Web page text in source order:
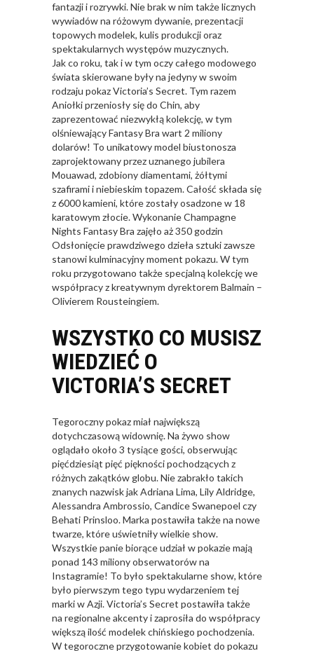
fantazji i rozrywki. Nie brak w nim także licznych
wywiadów na różowym dywanie, prezentacji
topowych modelek, kulis produkcji oraz
spektakularnych występów muzycznych.
Jak co roku, tak i w tym oczy całego modowego
świata skierowane były na jedyny w swoim
rodzaju pokaz Victoria’s Secret. Tym razem
Aniołki przeniosły się do Chin, aby
zaprezentować niezwykłą kolekcję, w tym
olśniewający Fantasy Bra wart 2 miliony
dolarów! To unikatowy model biustonosza
zaprojektowany przez uznanego jubilera
Mouawad, zdobiony diamentami, żółtymi
szafirami i niebieskim topazem. Całość składa się
z 6000 kamieni, które zostały osadzone w 18
karatowym złocie. Wykonanie Champagne
Nights Fantasy Bra zajęło aż 350 godzin
Odsłonięcie prawdziwego dzieła sztuki zawsze
stanowi kulminacyjny moment pokazu. W tym
roku przygotowano także specjalną kolekcję we
współpracy z kreatywnym dyrektorem Balmain –
Olivierem Rousteingiem.
WSZYSTKO CO MUSISZ
WIEDZIEĆ O
VICTORIA’S SECRET
Tegoroczny pokaz miał największą
dotychczasową widownię. Na żywo show
oglądało około 3 tysiące gości, obserwując
pięćdziesiąt pięć piękności pochodzących z
różnych zakątków globu. Nie zabrakło takich
znanych nazwisk jak Adriana Lima, Lily Aldridge,
Alessandra Ambrossio, Candice Swanepoel czy
Behati Prinsloo. Marka postawiła także na nowe
twarze, które uświetniły wielkie show.
Wszystkie panie biorące udział w pokazie mają
ponad 143 miliony obserwatorów na
Instagramie! To było spektakularne show, które
było pierwszym tego typu wydarzeniem tej
marki w Azji. Victoria’s Secret postawiła także
na regionalne akcenty i zaprosiła do współpracy
większą ilość modelek chińskiego pochodzenia.
W tegoroczne przygotowanie kobiet do pokazu